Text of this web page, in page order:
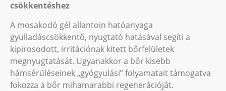
csökkentéshez
A mosakodó gél allantoin hatóanyaga
gyulladáscsökkentő, nyugtató hatásával segíti a
kipirosodott, irritációnak kitett bőrfelületek
megnyugtatását. Ugyanakkor a bőr kisebb
hámsérüléseinek „gyógyulási” folyamatait támogatva
fokozza a bőr mihamarabbi regenerációját.